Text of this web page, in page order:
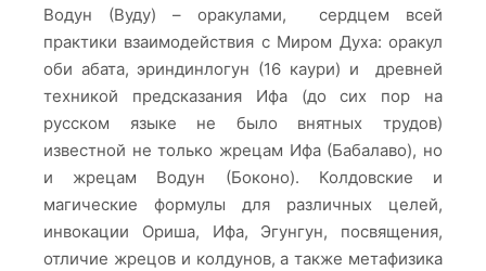
Водун (Вуду) – оракулами, сердцем всей
практики взаимодействия с Миром Духа: оракул
оби абата, эриндинлогун (16 каури) и древней
техникой предсказания Ифа (до сих пор на
русском языке не было внятных трудов)
известной не только жрецам Ифа (Бабалаво), но
и жрецам Водун (Боконо). Колдовские и
магические формулы для различных целей,
инвокации Ориша, Ифа, Эгунгун, посвящения,
отличие жрецов и колдунов, а также метафизика